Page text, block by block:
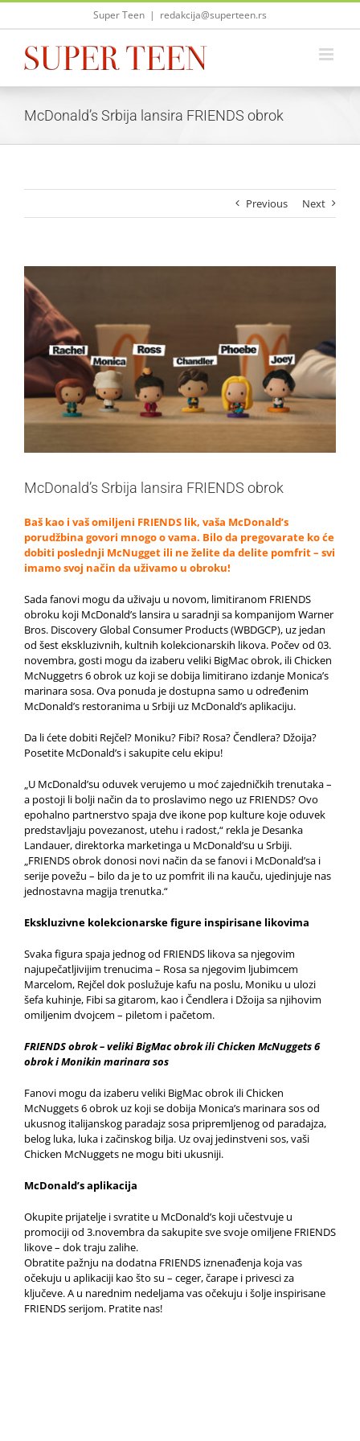
Skip
Super Teen | redakcija@superteen.rs
McDonald’s Srbija lansira FRIENDS obrok
Previous Next
View
Larger
Image
McDonald’s Srbija lansira FRIENDS obrok
Baš kao i vaš omiljeni FRIENDS lik, vaša McDonald’s
porudžbina govori mnogo o vama. Bilo da pregovarate ko će
dobiti poslednji McNugget ili ne želite da delite pomfrit – svi
imamo svoj način da uživamo u obroku!
Sada fanovi mogu da uživaju u novom, limitiranom FRIENDS
obroku koji McDonald’s lansira u saradnji sa kompanijom Warner
Bros. Discovery Global Consumer Products (WBDGCP), uz jedan
od šest ekskluzivnih, kultnih kolekcionarskih likova. Počev od 03.
novembra, gosti mogu da izaberu veliki BigMac obrok, ili Chicken
McNuggetrs 6 obrok uz koji se dobija limitirano izdanje Monica’s
marinara sosa. Ova ponuda je dostupna samo u određenim
McDonald’s restoranima u Srbiji uz McDonald’s aplikaciju.
Da li ćete dobiti Rejčel? Moniku? Fibi? Rosa? Čendlera? Džoija?
Posetite McDonald’s i sakupite celu ekipu!
„U McDonald’su oduvek verujemo u moć zajedničkih trenutaka –
a postoji li bolji način da to proslavimo nego uz FRIENDS? Ovo
epohalno partnerstvo spaja dve ikone pop kulture koje oduvek
predstavljaju povezanost, utehu i radost,“ rekla je Desanka
Landauer, direktorka marketinga u McDonald’su u Srbiji.
„FRIENDS obrok donosi novi način da se fanovi i McDonald’sa i
serije povežu – bilo da je to uz pomfrit ili na kauču, ujedinjuje nas
jednostavna magija trenutka.“
Ekskluzivne kolekcionarske figure inspirisane likovima
Svaka figura spaja jednog od FRIENDS likova sa njegovim
najupečatljivijim trenucima – Rosa sa njegovim ljubimcem
Marcelom, Rejčel dok poslužuje kafu na poslu, Moniku u ulozi
šefa kuhinje, Fibi sa gitarom, kao i Čendlera i Džoija sa njihovim
omiljenim dvojcem – piletom i pačetom.
FRIENDS obrok – veliki BigMac obrok ili Chicken McNuggets 6
obrok i Monikin marinara sos
Fanovi mogu da izaberu veliki BigMac obrok ili Chicken
McNuggets 6 obrok uz koji se dobija Monica’s marinara sos od
ukusnog italijanskog paradajz sosa pripremljenog od paradajza,
belog luka, luka i začinskog bilja. Uz ovaj jedinstveni sos, vaši
Chicken McNuggets ne mogu biti ukusniji.
McDonald’s aplikacija
Okupite prijatelje i svratite u McDonald’s koji učestvuje u
promociji od 3.novembra da sakupite sve svoje omiljene FRIENDS
likove – dok traju zalihe.
Obratite pažnju na dodatna FRIENDS iznenađenja koja vas
očekuju u aplikaciji kao što su – ceger, čarape i privesci za
ključeve. A u narednim nedeljama vas očekuju i šolje inspirisane
FRIENDS serijom. Pratite nas!